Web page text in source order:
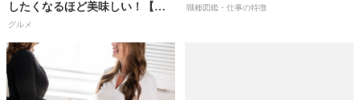
したくなるほど美味しい！【料
理研究家・フードコーディネー
ター／河瀬璃菜（りな助）さ
ん】
グルメ
職種図鑑・仕事の特徴